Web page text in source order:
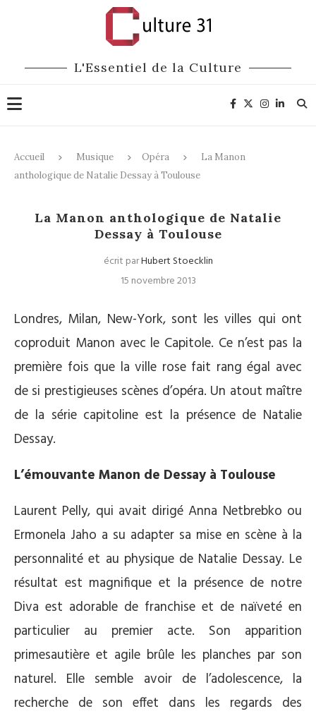
L'Essentiel de la Culture
Accueil Musique Opéra
La Manon
anthologique de Natalie Dessay à Toulouse
La Manon anthologique de Natalie
Dessay à Toulouse
écrit parHubert Stoecklin
15 novembre 2013
Londres, Milan, New-York, sont les villes qui ont
coproduit Manon avec le Capitole. Ce n’est pas la
première fois que la ville rose fait rang égal avec
de si prestigieuses scènes d’opéra. Un atout maître
de la série capitoline est la présence de Natalie
Dessay.
L’émouvante Manon de Dessay à Toulouse
Laurent Pelly, qui avait dirigé Anna Netbrebko ou
Ermonela Jaho a su adapter sa mise en scène à la
personnalité et au physique de Natalie Dessay. Le
résultat est magnifique et la présence de notre
Diva est adorable de franchise et de naïveté en
particulier au premier acte. Son apparition
primesautière et agile brûle les planches par son
naturel. Elle semble avoir de l’adolescence, la
recherche de son effet dans les regards des